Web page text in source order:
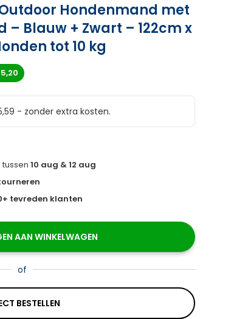
Outdoor Hondenmand met
Blauw + Zwart – 122cm x
tot 10 kg
5,20
- zonder extra kosten.
tussen10 aug & 12 aug
tevreden klanten
AAN WINKELWAGEN
of
BESTELLEN